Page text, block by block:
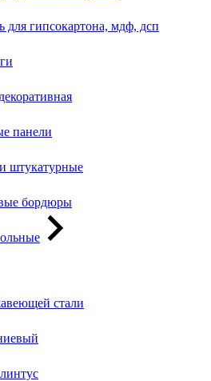
для гипсокартона, мдф, дсп
панели
штукатурные
бордюры
стали